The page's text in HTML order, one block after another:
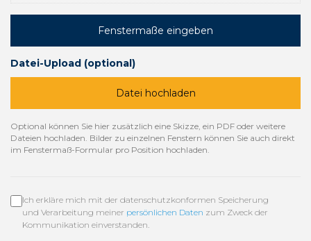
Fenstermaße eingeben
Datei-Upload (optional)
Datei hochladen
Optional können Sie hier zusätzlich eine Skizze, ein PDF oder weitere
Dateien hochladen. Bilder zu einzelnen Fenstern können Sie auch direkt
im Fenstermaß-Formular pro Position hochladen.
Ich erkläre mich mit der datenschutzkonformen Speicherung
und Verarbeitung meiner persönlichen Daten zum Zweck der
Kommunikation einverstanden.